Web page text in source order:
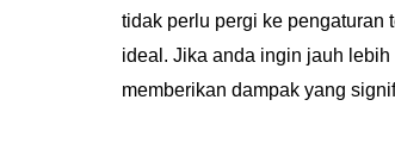
tidak perlu pergi ke pengaturan
ideal. Jika anda ingin jauh
memberikan dampak yang